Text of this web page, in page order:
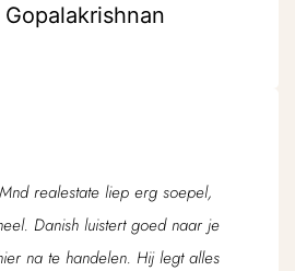
realestate liep erg soepel,
Danish luistert goed naar je
na te handelen. Hij legt alles